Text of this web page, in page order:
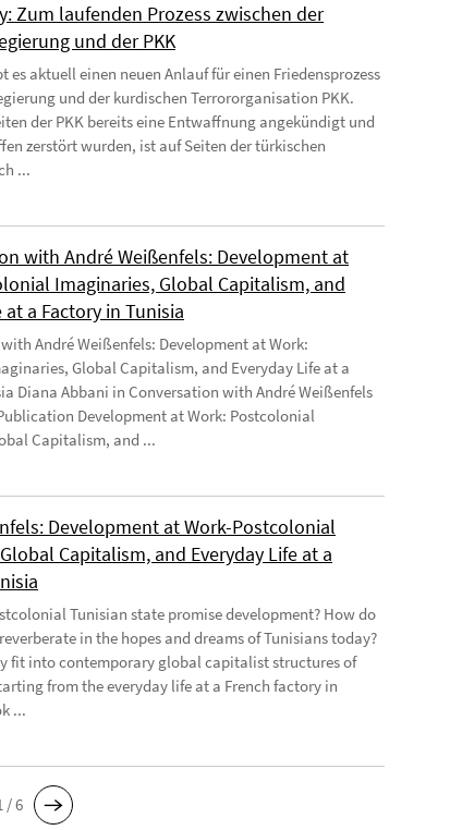
Zum laufenden Prozess zwischen der
und der PKK
es aktuell einen neuen Anlauf für einen Friedensprozess
und der kurdischen Terrororganisation PKK.
der PKK bereits eine Entwaffnung angekündigt und
zerstört wurden, ist auf Seiten der türkischen
...
with André Weißenfels: Development at
Imaginaries, Global Capitalism, and
at a Factory in Tunisia
André Weißenfels: Development at Work:
Global Capitalism, and Everyday Life at a
Diana Abbani in Conversation with André Weißenfels
Development at Work: Postcolonial
Capitalism, and ...
Development at Work-Postcolonial
Capitalism, and Everyday Life at a
Tunisian state promise development? How do
in the hopes and dreams of Tunisians today?
fit into contemporary global capitalist structures of
from the everyday life at a French factory in
...
/ 6